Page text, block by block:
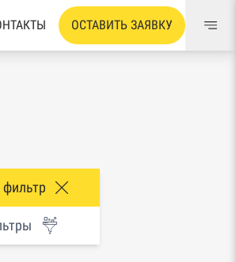
ОСТАВИТЬ ЗАЯВКУ